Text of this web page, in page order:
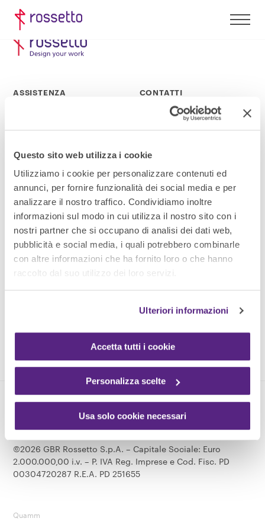
Questo sito web utilizza i cookie
Utilizziamo i cookie per personalizzare contenuti ed
annunci, per fornire funzionalità dei social media e per
analizzare il nostro traffico. Condividiamo inoltre
informazioni sul modo in cui utilizza il nostro sito con i
nostri partner che si occupano di analisi dei dati web,
pubblicità e social media, i quali potrebbero combinarle
con altre informazioni che ha fornito loro o che hanno
raccolto dal suo utilizzo dei loro servizi.
Ulteriori informazioni
Accetta tutti i cookie
Personalizza scelte
Usa solo cookie necessari
ASSISTENZA
Richiesta di assistenza
CONTATTI
Lavora con noi
Dove siamo
AREA LEGALE
Privacy Policy
Cookie Policy
NEWSLETTER
Iscriviti
©2026 GBR Rossetto S.p.A. – Capitale Sociale: Euro
2.000.000,00 i.v. – P. IVA Reg. Imprese e Cod. Fisc. PD
00304720287 R.E.A. PD 251655
Quamm